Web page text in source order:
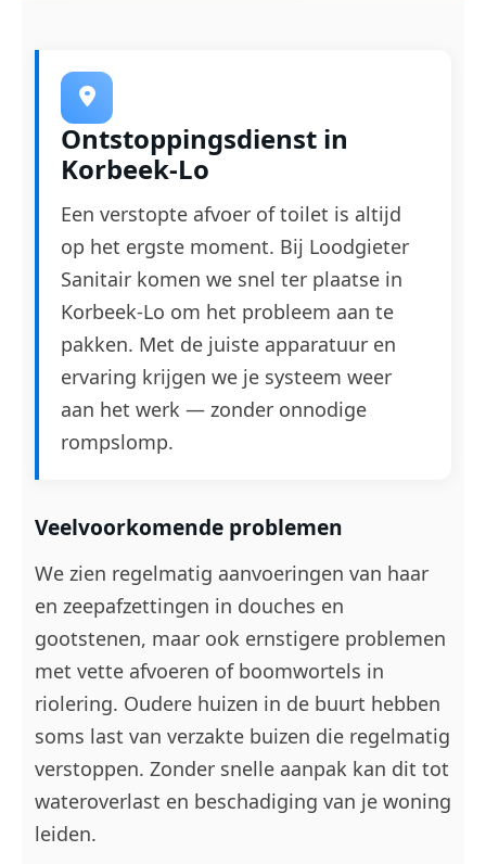
Ontstoppingsdienst in
Korbeek-Lo
Een verstopte afvoer of toilet is altijd
op het ergste moment. Bij Loodgieter
Sanitair komen we snel ter plaatse in
Korbeek-Lo om het probleem aan te
pakken. Met de juiste apparatuur en
ervaring krijgen we je systeem weer
aan het werk — zonder onnodige
rompslomp.
Veelvoorkomende problemen
We zien regelmatig aanvoeringen van haar
en zeepafzettingen in douches en
gootstenen, maar ook ernstigere problemen
met vette afvoeren of boomwortels in
riolering. Oudere huizen in de buurt hebben
soms last van verzakte buizen die regelmatig
verstoppen. Zonder snelle aanpak kan dit tot
wateroverlast en beschadiging van je woning
leiden.